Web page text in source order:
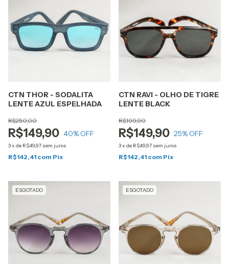
CTN THOR - SODALITA
LENTE AZUL ESPELHADA
R$149,90
R$250,00
40% OFF
3x de R$49,97 sem juros
R$142,41 com Pix
CTN RAVI - OLHO DE TIGRE
LENTE BLACK
R$149,90
R$199,90
25% OFF
3x de R$49,97 sem juros
R$142,41 com Pix
ESGOTADO ESGOTADO